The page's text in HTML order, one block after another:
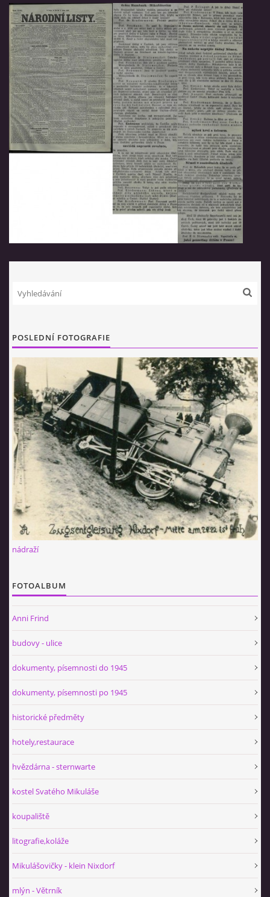
POSLEDNÍ FOTOGRAFIE
nádraží
FOTOALBUM
Anni Frind
budovy - ulice
dokumenty, písemnosti do 1945
dokumenty, písemnosti po 1945
historické předměty
hotely,restaurace
hvězdárna - sternwarte
kostel Svatého Mikuláše
koupaliště
litografie,koláže
Mikulášovičky - klein Nixdorf
mlýn - Větrník